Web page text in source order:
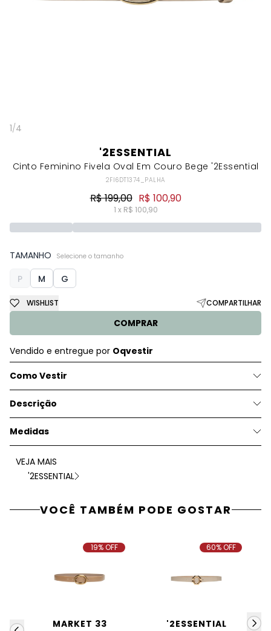
1/4
'2ESSENTIAL
Cinto Feminino Fivela Oval Em Couro Bege '2Essential
2FI6DT1374_PALHA
R$ 199,00 R$ 100,90
1 x R$ 100,90
TAMANHO Selecione o tamanho
P M G
COMPRAR
WISHLIST COMPARTILHAR
Vendido e entregue por Oqvestir
Como Vestir
Descrição
Medidas
VEJA MAIS
'2ESSENTIAL
VOCÊ TAMBÉM PODE GOSTAR
MARKET 33
19% OFF
'2ESSENTIAL
60% OFF